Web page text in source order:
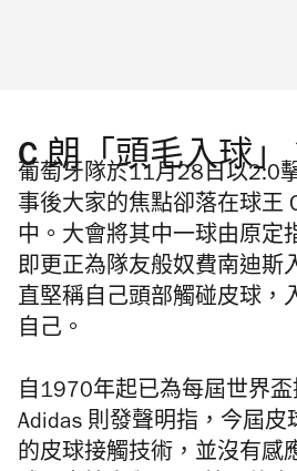
C 朗「頭毛入球」
葡萄牙隊於11月28日以2:0
事後大家的焦點卻落在球王
中。大會將其中一球由原定
即更正為隊友般奴費南迪斯
直堅稱自己頭部觸碰皮球，
自己。
自1970年起已為每屆世界
Adidas 則發聲明指，今屆皮
的皮球接觸技術，並沒有感